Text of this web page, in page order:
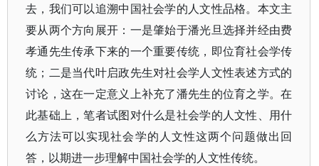
去，我们可以追溯中国社会学的人文性品格。本文主
要从两个方向展开：一是肇始于潘光旦选择并经由费
孝通先生传承下来的一个重要传统，即位育社会学传
统；二是当代叶启政先生对社会学人文性表述方式的
讨论，这在一定意义上补充了潘先生的位育之学。在
此基础上，笔者试图对什么是社会学的人文性、用什
么方法可以实现社会学的人文性这两个问题做出回
答，以期进一步理解中国社会学的人文性传统。